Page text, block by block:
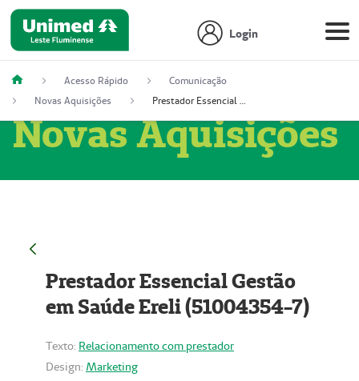
Login
Acesso Rápido
Comunicação
Novas Aquisições
Prestador Essencial Gestão em Saúde Ereli (51004354-7)
Novas Aquisições
Prestador Essencial Gestão
em Saúde Ereli (51004354-7)
Texto: Relacionamento com prestador
Design: Marketing